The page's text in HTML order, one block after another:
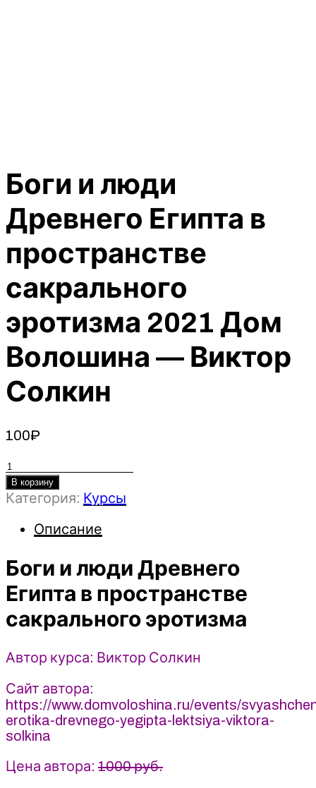
Боги и люди
Древнего Египта в
пространстве
сакрального
эротизма 2021 Дом
Волошина — Виктор
Солкин
100₽
Количество
товара
Боги
люди
Египта
в
пространстве
сакрального
эротизма
2021
Дом
Волошина
-
Виктор
Солкин
В корзину
Категория: Курсы
Описание
Боги и люди Древнего
Египта в пространстве
сакрального эротизма
Автор курса: Виктор Солкин
Сайт автора:
https://www.domvoloshina.ru/events/
erotika-drevnego-yegipta-lektsiya-viktora-
solkina
Цена автора: 1000 руб.